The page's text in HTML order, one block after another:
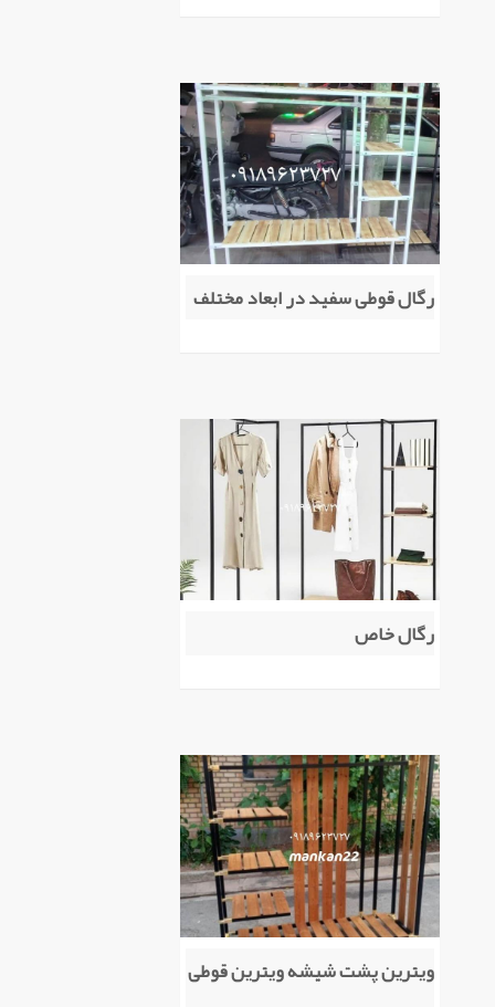
رگال قوطی سفید در ابعاد مختلف
رگال خاص
ویترین پشت شیشه ویترین قوطی